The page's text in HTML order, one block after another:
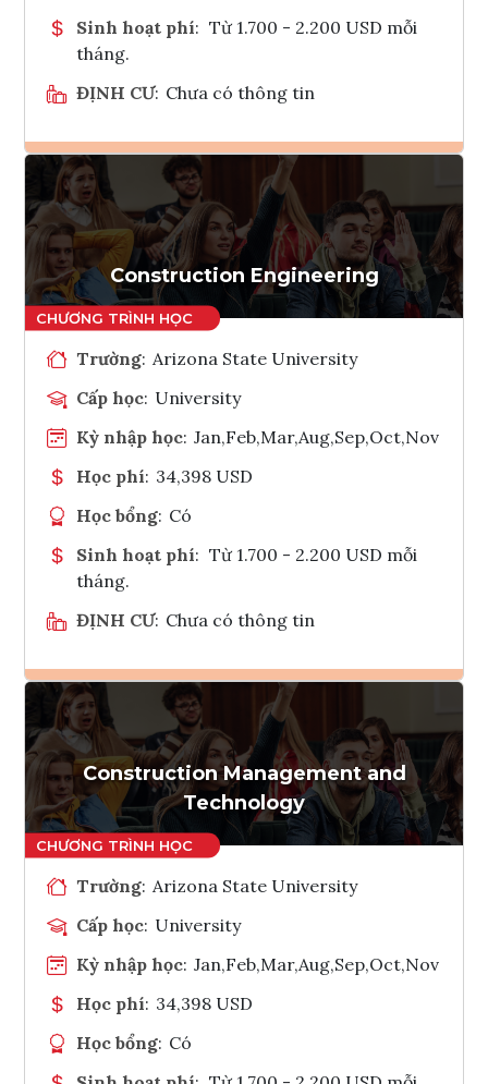
Sinh hoạt phí: Từ 1.700 - 2.200 USD mỗi
tháng.
ĐỊNH CƯ: Chưa có thông tin
Ghi danh
Tham vấn Interlink
Construction Engineering
Trường: Arizona State University
Cấp học: University
Kỳ nhập học: Jan,Feb,Mar,Aug,Sep,Oct,Nov
Học phí: 34,398 USD
Học bổng: Có
Sinh hoạt phí: Từ 1.700 - 2.200 USD mỗi
tháng.
ĐỊNH CƯ: Chưa có thông tin
Ghi danh
Tham vấn Interlink
Construction Management and
Technology
Trường: Arizona State University
Cấp học: University
Kỳ nhập học: Jan,Feb,Mar,Aug,Sep,Oct,Nov
Học phí: 34,398 USD
Học bổng: Có